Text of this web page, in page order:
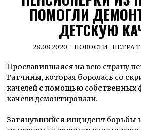
ПОМОГЛИ
ДЕТСКУЮ
28.08.2020 НОВОСТИ · ПЕТРА
Прославившаяся на всю страну
Гатчины, которая боролась со
качелей с помощью собственных
качели демонтировали.
Затянувшийся инцидент борьбы